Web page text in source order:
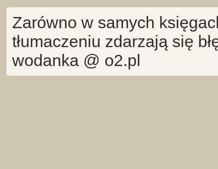
Zarówno w samych
tłumaczeniu zdarzają się
wodanka @ o2.pl